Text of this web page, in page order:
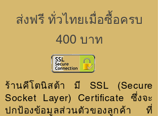
ส่งฟรี ทั่วไทยเมื่อซื้อครบ
400 บาท
ร้านคีโตนิสต้า มี SSL (Secure
Socket Layer) Certificate ซึ่งจะ
ปกป้องข้อมูลส่วนตัวของลูกค้า ที่